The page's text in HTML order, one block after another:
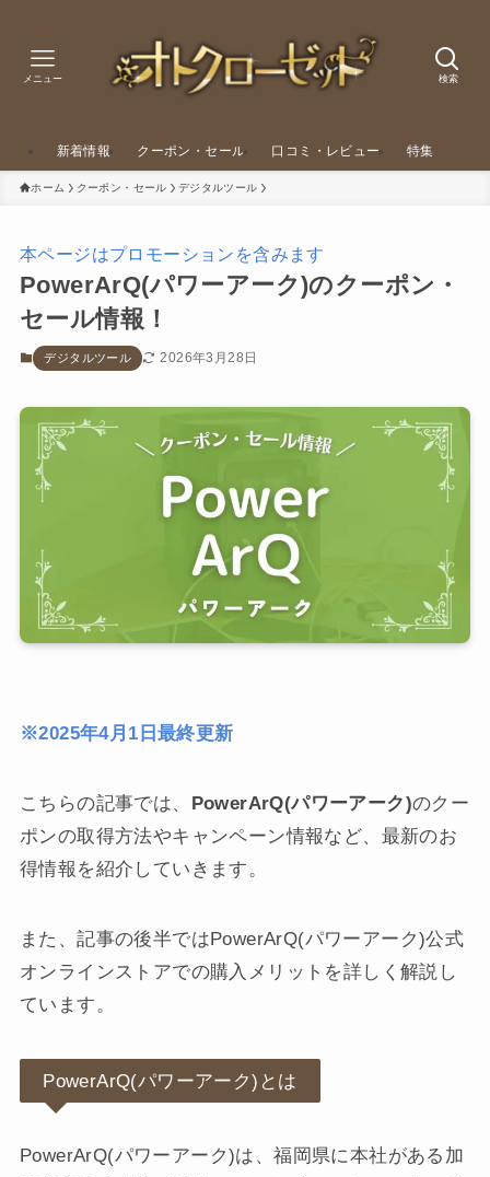
検索
メニュー
新着情報 クーポン・セール 口コミ・レビュー 特集
ホーム クーポン・セール デジタルツール
本ページはプロモーションを含みます
PowerArQ(パワーアーク)のクーポン・
セール情報！
デジタルツール 2026年3月28日
※2025年4月1日最終更新
こちらの記事では、 PowerArQ(パワーアーク)のクー
ポンの取得方法やキャンペーン情報など、最新のお
得情報を紹介していきます。
また、記事の後半ではPowerArQ(パワーアーク)公式
オンラインストアでの購入メリットを詳しく解説し
ています。
PowerArQ(パワーアーク)とは
PowerArQ(パワーアーク)は、福岡県に本社がある加